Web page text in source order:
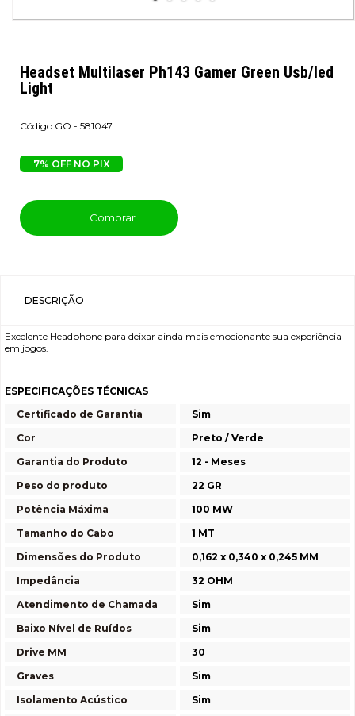
Headset Multilaser Ph143 Gamer Green Usb/led
Light
GO - 581047
7% OFF NO PIX
Comprar
DESCRIÇÃO
Excelente Headphone para deixar ainda mais emocionante sua experiência
em jogos.
ESPECIFICAÇÕES TÉCNICAS
Certificado de Garantia
Sim
Cor
Preto / Verde
Garantia do Produto
12 - Meses
Peso do produto
22 GR
Potência Máxima
100 MW
Tamanho do Cabo
1 MT
Dimensões do Produto
0,162 x 0,340 x 0,245 MM
Impedância
32 OHM
Atendimento de Chamada
Sim
Baixo Nível de Ruídos
Sim
Drive MM
30
Graves
Sim
Isolamento Acústico
Sim